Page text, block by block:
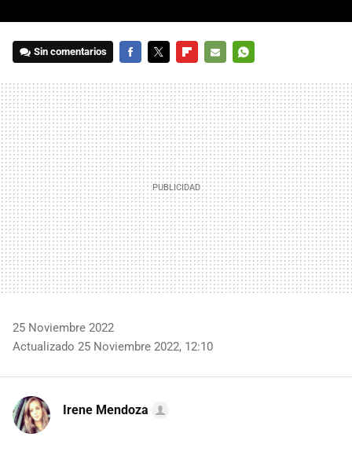
Sin comentarios
MAIL
25 Noviembre 2022
Actualizado 25 Noviembre 2022, 12:10
Irene Mendoza